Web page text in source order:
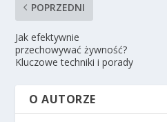
POPRZEDNI
Jak efektywnie
przechowywać żywność?
Kluczowe techniki i porady
O AUTORZE